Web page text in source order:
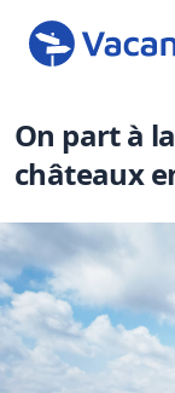
On part à
châteaux